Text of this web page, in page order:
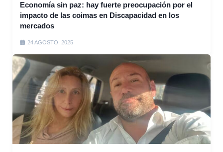
Economía sin paz: hay fuerte preocupación por el
impacto de las coimas en Discapacidad en los
mercados
24 AGOSTO, 2025